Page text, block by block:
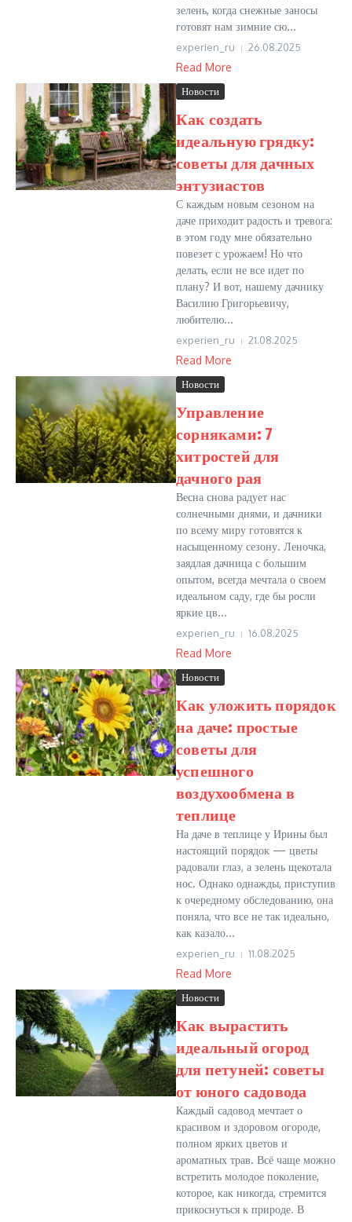
зелень, когда снежные заносы
готовят нам зимние сю...
experien_ru 26.08.2025
Read More
Новости
Как создать
идеальную грядку:
советы для дачных
энтузиастов
С каждым новым сезоном на
даче приходит радость и тревога:
в этом году мне обязательно
повезет с урожаем! Но что
делать, если не все идет по
плану? И вот, нашему дачнику
Василию Григорьевичу,
любителю...
experien_ru 21.08.2025
Read More
Новости
Управление
сорняками: 7
хитростей для
дачного рая
Весна снова радует нас
солнечными днями, и дачники
по всему миру готовятся к
насыщенному сезону. Леночка,
заядлая дачница с большим
опытом, всегда мечтала о своем
идеальном саду, где бы росли
яркие цв...
experien_ru 16.08.2025
Read More
Новости
Как уложить порядок
на даче: простые
советы для
успешного
воздухообмена в
теплице
На даче в теплице у Ирины был
настоящий порядок — цветы
радовали глаз, а зелень щекотала
нос. Однако однажды, приступив
к очередному обследованию, она
поняла, что все не так идеально,
как казало...
experien_ru 11.08.2025
Read More
Новости
Как вырастить
идеальный огород
для петуней: советы
от юного садовода
Каждый садовод мечтает о
красивом и здоровом огороде,
полном ярких цветов и
ароматных трав. Всё чаще можно
встретить молодое поколение,
которое, как никогда, стремится
прикоснуться к природе. В